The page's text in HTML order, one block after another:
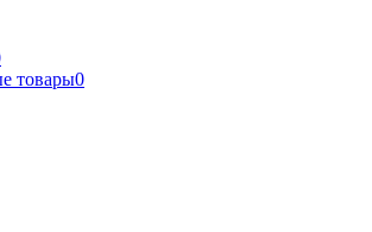
товары0